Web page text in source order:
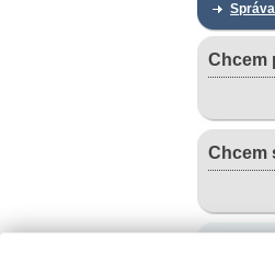
Chcem
Chcem